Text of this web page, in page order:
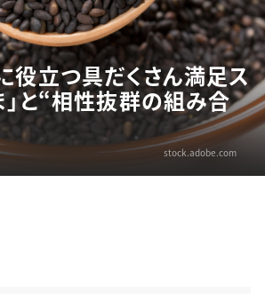
役立つ具だくさん満足ス
」と“相性抜群の組み合
stock.adobe.com